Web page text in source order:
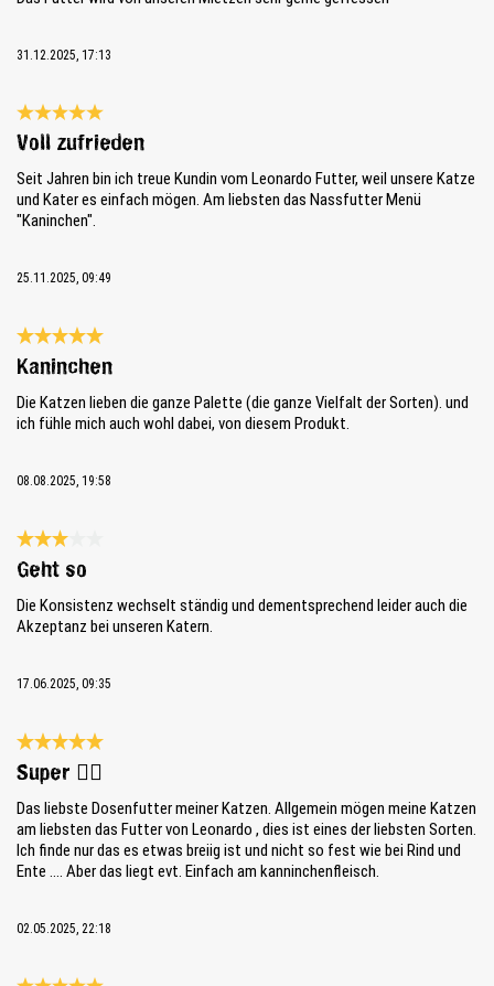
31.12.2025, 17:13
Bewertung mit 5 von 5 Sternen
Voll zufrieden
Seit Jahren bin ich treue Kundin vom Leonardo Futter, weil unsere Katze
und Kater es einfach mögen. Am liebsten das Nassfutter Menü
"Kaninchen".
25.11.2025, 09:49
Bewertung mit 5 von 5 Sternen
Kaninchen
Die Katzen lieben die ganze Palette (die ganze Vielfalt der Sorten). und
ich fühle mich auch wohl dabei, von diesem Produkt.
08.08.2025, 19:58
Bewertung mit 3 von 5 Sternen
Geht so
Die Konsistenz wechselt ständig und dementsprechend leider auch die
Akzeptanz bei unseren Katern.
17.06.2025, 09:35
Bewertung mit 5 von 5 Sternen
Super 👍🏼
Das liebste Dosenfutter meiner Katzen. Allgemein mögen meine Katzen
am liebsten das Futter von Leonardo , dies ist eines der liebsten Sorten.
Ich finde nur das es etwas breiig ist und nicht so fest wie bei Rind und
Ente …. Aber das liegt evt. Einfach am kanninchenfleisch.
02.05.2025, 22:18